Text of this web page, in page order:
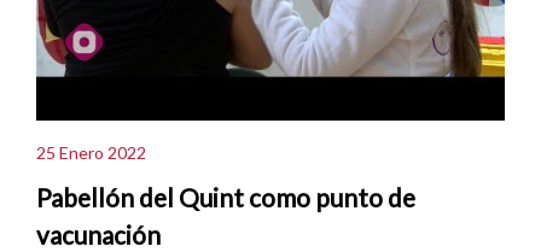
25 Enero 2022
Pabellón del Quint como punto de
vacunación